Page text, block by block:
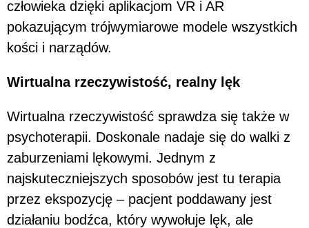
człowieka dzięki aplikacjom VR i AR
pokazującym trójwymiarowe modele wszystkich
kości i narządów.
Wirtualna rzeczywistość, realny lęk
Wirtualna rzeczywistość sprawdza się także w
psychoterapii. Doskonale nadaje się do walki z
zaburzeniami lękowymi. Jednym z
najskuteczniejszych sposobów jest tu terapia
przez ekspozycję – pacjent poddawany jest
działaniu bodźca, który wywołuje lęk, ale